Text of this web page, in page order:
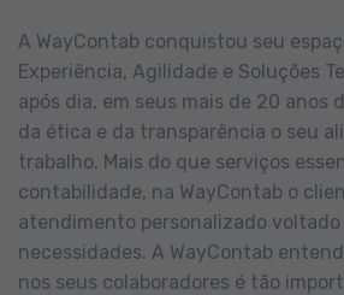
A WayContab conquistou seu
Experiência, Agilidade e Soluções
após dia, em seus mais de 20 anos
da ética e da transparência o seu
trabalho. Mais do que serviços
contabilidade, na WayContab o
atendimento personalizado voltado
necessidades. A WayContab
nos seus colaboradores é tão